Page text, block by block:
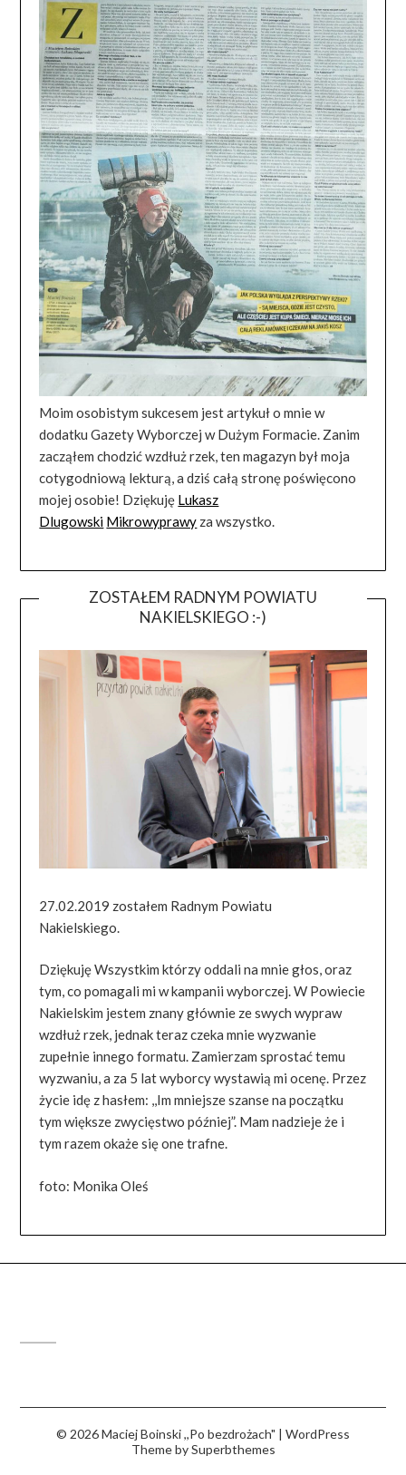
Moim osobistym sukcesem jest artykuł o mnie w
dodatku Gazety Wyborczej w Dużym Formacie. Zanim
zacząłem chodzić wzdłuż rzek, ten magazyn był moja
cotygodniową lekturą, a dziś całą stronę poświęcono
mojej osobie! Dziękuję Lukasz
Dlugowski Mikrowyprawy za wszystko.
ZOSTAŁEM RADNYM POWIATU
NAKIELSKIEGO :-)
27.02.2019 zostałem Radnym Powiatu
Nakielskiego.
Dziękuję Wszystkim którzy oddali na mnie głos, oraz
tym, co pomagali mi w kampanii wyborczej. W Powiecie
Nakielskim jestem znany głównie ze swych wypraw
wzdłuż rzek, jednak teraz czeka mnie wyzwanie
zupełnie innego formatu. Zamierzam sprostać temu
wyzwaniu, a za 5 lat wyborcy wystawią mi ocenę. Przez
życie idę z hasłem: ,,Im mniejsze szanse na początku
tym większe zwycięstwo później”. Mam nadzieje że i
tym razem okaże się one trafne.
foto: Monika Oleś
© 2026 Maciej Boinski ,,Po bezdrożach" | WordPress
Theme bySuperbthemes